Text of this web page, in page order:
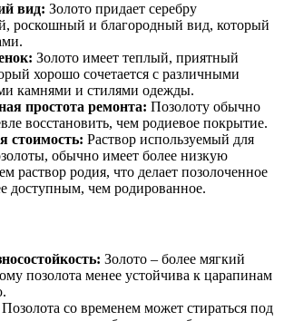
вид: Золото придает серебру
роскошный и благородный вид, который
Золото имеет теплый, приятный
хорошо сочетается с различными
камнями и стилями одежды.
простота ремонта: Позолоту обычно
восстановить, чем родиевое покрытие.
стоимость: Раствор используемый для
обычно имеет более низкую
раствор родия, что делает позолоченное
доступным, чем родированное.
Золото – более мягкий
позолота менее устойчива к царапинам
Позолота со временем может стираться под